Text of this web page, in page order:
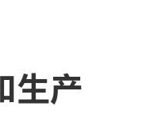
生产